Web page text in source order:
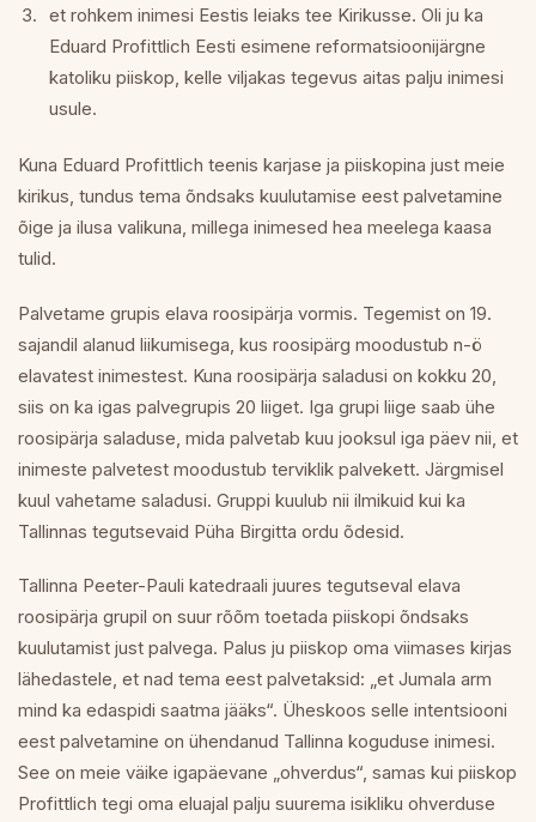
et rohkem inimesi Eestis leiaks tee Kirikusse. Oli ju ka
Eduard Profittlich Eesti esimene reformatsioonijärgne
katoliku piiskop, kelle viljakas tegevus aitas palju inimesi
usule.
Kuna Eduard Profittlich teenis karjase ja piiskopina just meie
kirikus, tundus tema õndsaks kuulutamise eest palvetamine
õige ja ilusa valikuna, millega inimesed hea meelega kaasa
tulid.
Palvetame grupis elava roosipärja vormis. Tegemist on 19.
sajandil alanud liikumisega, kus roosipärg moodustub n-ö
elavatest inimestest. Kuna roosipärja saladusi on kokku 20,
siis on ka igas palvegrupis 20 liiget. Iga grupi liige saab ühe
roosipärja saladuse, mida palvetab kuu jooksul iga päev nii, et
inimeste palvetest moodustub terviklik palvekett. Järgmisel
kuul vahetame saladusi. Gruppi kuulub nii ilmikuid kui ka
Tallinnas tegutsevaid Püha Birgitta ordu õdesid.
Tallinna Peeter-Pauli katedraali juures tegutseval elava
roosipärja grupil on suur rõõm toetada piiskopi õndsaks
kuulutamist just palvega. Palus ju piiskop oma viimases kirjas
lähedastele, et nad tema eest palvetaksid: „et Jumala arm
mind ka edaspidi saatma jääks“. Üheskoos selle intentsiooni
eest palvetamine on ühendanud Tallinna koguduse inimesi.
See on meie väike igapäevane „ohverdus“, samas kui piiskop
Profittlich tegi oma eluajal palju suurema isikliku ohverduse